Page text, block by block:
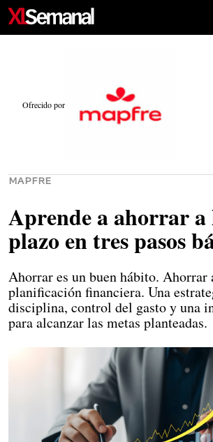
Ofrecido por
MAPFRE
Aprende a ahorrar
plazo en tres pasos
Ahorrar es un buen hábito. Ahorrar
planificación financiera. Una
disciplina, control del gasto y una
para alcanzar las metas planteadas.